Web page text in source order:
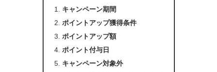
キャンペーン期間
ポイントアップ獲得条件
ポイントアップ額
ポイント付与日
キャンペーン対象外